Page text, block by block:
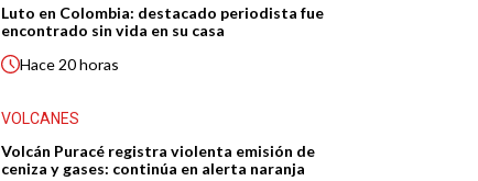
Luto en Colombia: destacado periodista fue
encontrado sin vida en su casa
Hace20 horas
VOLCANES
Volcán Puracé registra violenta emisión de
ceniza y gases: continúa en alerta naranja